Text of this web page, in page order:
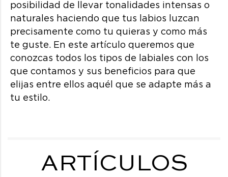
posibilidad de llevar tonalidades intensas o
naturales haciendo que tus labios luzcan
precisamente como tu quieras y como más
te guste. En este artículo queremos que
conozcas todos los tipos de labiales con los
que contamos y sus beneficios para que
elijas entre ellos aquél que se adapte más a
tu estilo.
ARTÍCULOS